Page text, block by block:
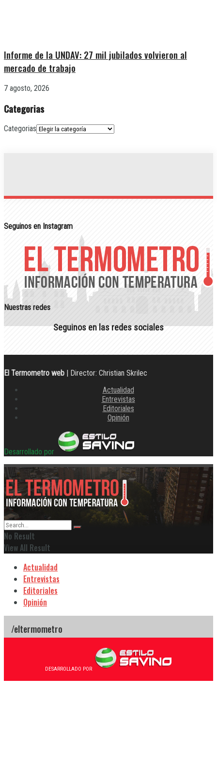
Informe de la UNDAV: 27 mil jubilados volvieron al
mercado de trabajo
7 agosto, 2026
Categorias
Categorias
Seguinos en Instagram
Nuestras redes
Seguinos en las redes sociales
El Termometro web | Director: Christian Skrilec
Actualidad
Entrevistas
Editoriales
Opinión
Desarrollado por
No Result
View All Result
Actualidad
Entrevistas
Editoriales
Opinión
DESARROLLADO POR